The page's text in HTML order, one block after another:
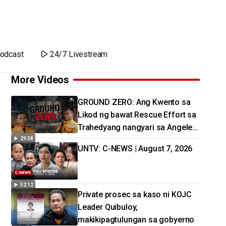
24/7 Livestream
More Videos
29:38
GROUND ZERO: Ang Kwento sa
Likod ng bawat Rescue Effort sa
Trahedyang nangyari sa Angeles
City
52:12
UNTV: C-NEWS | August 7, 2026
Private prosec sa kaso ni KOJC
Leader Quibuloy,
makikipagtulungan sa gobyerno